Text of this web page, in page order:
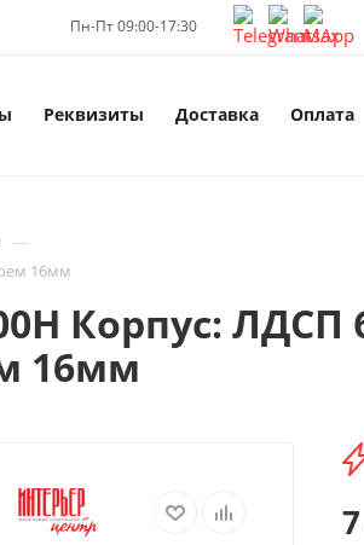
Пн-Пт 09:00-17:30
Реквизиты Доставка Оплата
—
16мм
Корпус:
16мм